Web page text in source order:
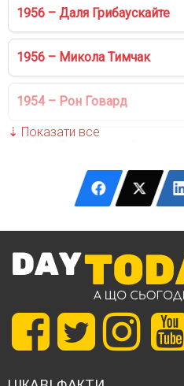
1956 – Даля Грибаускайте
1956 – Микола Тимчак
1954 – Рон Говард
1938 – Борислав
1904 – Ґленн Міллер
1885 – Ольгерд-Іполит
1883 – Асакура Фуміо